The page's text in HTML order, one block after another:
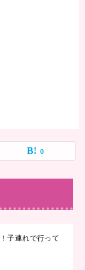
0
子連れで行って